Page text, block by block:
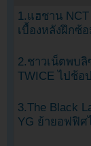
1.แฮชาน
เบื้องหลังฝึกซ้อ
2.ชาวเน็ตพบลิ
TWICE ไปช้อ
3.The Black
YG ย้ายอฟฟิศ